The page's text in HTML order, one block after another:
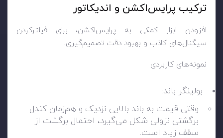
ترکیب پرایس‌اکشن و اندیکاتور
افزودن ابزار کمکی به پرایس‌اکشن، برای فیلترکردن
سیگنال‌های کاذب و بهبود دقت تصمیم‌گیری.
نمونه‌های کاربردی
بولینگر باند:
وقتی قیمت به باند بالایی نزدیک و هم‌زمان کندل
برگشتی نزولی شکل می‌گیرد، احتمال برگشت از
سقف زیاد است.